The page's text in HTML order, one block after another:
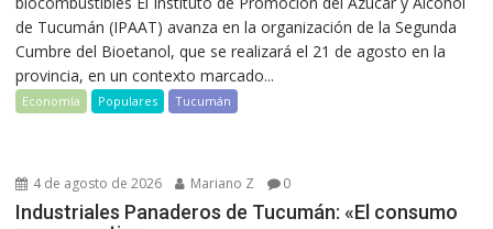
de Tucumán (IPAAT) avanza en la organización de la Segunda
Cumbre del Bioetanol, que se realizará el 21 de agosto en la
provincia, en un contexto marcado...
Economía Populares Tucumán
4 de agosto de 2026 Mariano Z 0
Industriales Panaderos de Tucumán: «El consumo